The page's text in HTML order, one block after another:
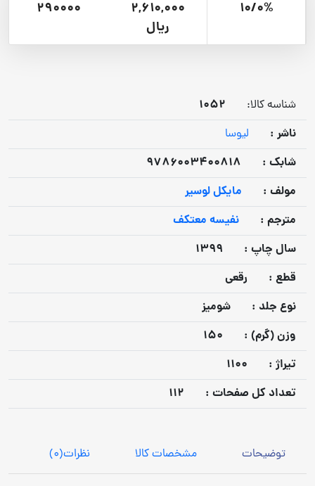
10/0%
2,610,000
ریال
290000
شناسه کالا:
1052
ناشر :
لیوسا
شابک :
9786003400818
مولف :
مایکل لوسیر
مترجم :
نفیسه معتکف
سال چاپ :
1399
قطع :
رقعی
نوع جلد :
شومیز
وزن (گرم) :
150
تيراژ :
1100
تعداد كل صفحات :
112
توضیحات مشخصات کالا نظرات(0)